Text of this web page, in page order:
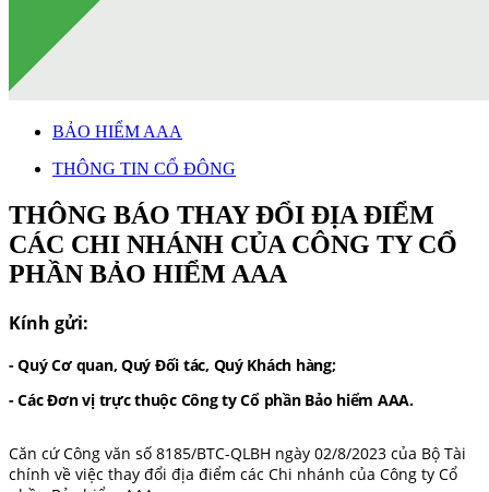
BẢO HIỂM AAA
THÔNG TIN CỔ ĐÔNG
THÔNG BÁO THAY ĐỔI ĐỊA ĐIỂM
CÁC CHI NHÁNH CỦA CÔNG TY CỔ
PHẦN BẢO HIỂM AAA
Kính gửi:
-Quý Cơ quan, Quý Đối tác, Quý Khách hàng;
- Các Đơn vị trực thuộc Công ty Cổ phần Bảo hiểm AAA.
Căn cứ Công văn số 8185/BTC-QLBH ngày 02/8/2023 của Bộ Tài
chính về việc thay đổi địa điểm các Chi nhánh của Công ty Cổ